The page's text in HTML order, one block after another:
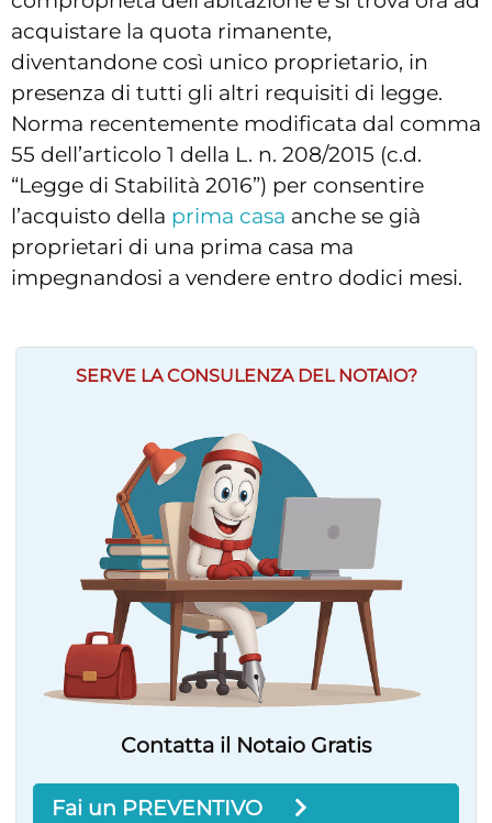
acquistare la quota rimanente,
diventandone così unico proprietario, in
presenza di tutti gli altri requisiti di legge.
Norma recentemente modificata dal comma
55 dell’articolo 1 della L. n. 208/2015 (c.d.
“Legge di Stabilità 2016”) per consentire
l’acquisto della prima casa anche se già
proprietari di una prima casa ma
impegnandosi a vendere entro dodici mesi.
SERVE LA CONSULENZA DEL NOTAIO?
Contatta il Notaio Gratis
Fai un PREVENTIVO